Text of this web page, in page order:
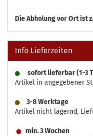
DieAbholung vor Ort ist
Info Lieferzeiten
sofort lieferbar (1-3
Artikel in angegebener
3-8 Werktage
Artikel nicht lagernd,
min. 3 Wochen